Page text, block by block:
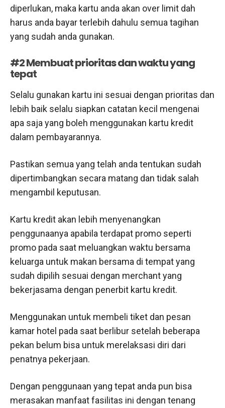
diperlukan, maka kartu anda akan over limit dah
harus anda bayar terlebih dahulu semua tagihan
yang sudah anda gunakan.
#2 Membuat prioritas dan waktu yang
tepat
Selalu gunakan kartu ini sesuai dengan prioritas dan
lebih baik selalu siapkan catatan kecil mengenai
apa saja yang boleh menggunakan kartu kredit
dalam pembayarannya.
Pastikan semua yang telah anda tentukan sudah
dipertimbangkan secara matang dan tidak salah
mengambil keputusan.
Kartu kredit akan lebih menyenangkan
penggunaanya apabila terdapat promo seperti
promo pada saat meluangkan waktu bersama
keluarga untuk makan bersama di tempat yang
sudah dipilih sesuai dengan merchant yang
bekerjasama dengan penerbit kartu kredit.
Menggunakan untuk membeli tiket dan pesan
kamar hotel pada saat berlibur setelah beberapa
pekan belum bisa untuk merelaksasi diri dari
penatnya pekerjaan.
Dengan penggunaan yang tepat anda pun bisa
merasakan manfaat fasilitas ini dengan tenang